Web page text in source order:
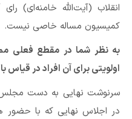
انقلاب (آیت‌الله خامنه‌ای)
کمیسیون مساله خاصی نیست.
به نظر شما در مقطع فعلی
اولویتی برای آن افراد در قیاس
سرنوشت نهایی به دست
در اجلاس نهایی که با حضور